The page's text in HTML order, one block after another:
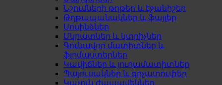
Նշումների թղթեր և էջանիշեր
Թղթապանակներ և ֆայլեր
Սոսինձներ
Մկրատներ և կտրիչներ
Գունավոր մատիտներ և
ֆլոմաստերներ
Կավիճներ և յուղամատիտներ
Պայուսակներ և գրչատուփեր
Կպչուն ժապավեններ